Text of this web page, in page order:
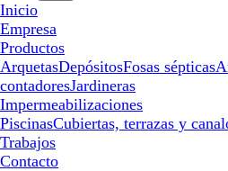
Inicio
Empresa
Productos
ArquetasDepósitosFosas sépticas
contadoresJardineras
Impermeabilizaciones
PiscinasCubiertas, terrazas y
Trabajos
Contacto